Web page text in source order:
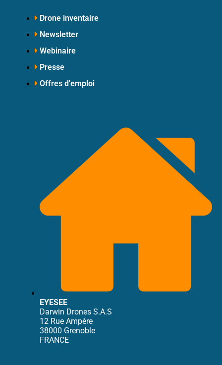
Drone inventaire
Newsletter
Webinaire
Presse
Offres d'emploi
EYESEE
Darwin Drones S.A.S
12 Rue Ampère
38000 Grenoble
FRANCE